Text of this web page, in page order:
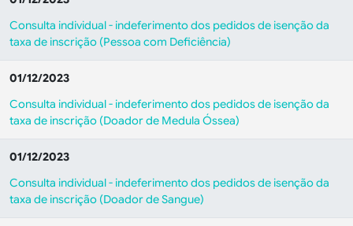
Consulta individual - indeferimento dos pedidos de isenção da
taxa de inscrição (Pessoa com Deficiência)
01/12/2023
Consulta individual - indeferimento dos pedidos de isenção da
taxa de inscrição (Doador de Medula Óssea)
01/12/2023
Consulta individual - indeferimento dos pedidos de isenção da
taxa de inscrição (Doador de Sangue)